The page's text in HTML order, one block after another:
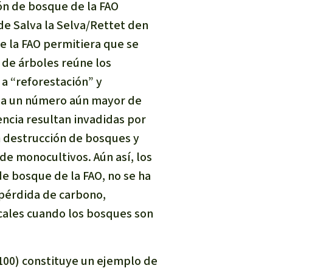
de bosque de la FAO
Salva la Selva/Rettet den
la FAO permitiera que se
árboles reúne los
“reforestación” y
un número aún mayor de
resultan invadidas por
de bosques y
monocultivos. Aún así, los
de la FAO, no se ha
de carbono,
cuando los bosques son
constituye un ejemplo de